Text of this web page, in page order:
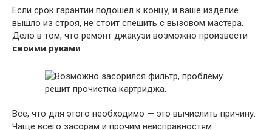
Если срок гарантии подошел к концу, и ваше изделие
вышло из строя, не стоит спешить с вызовом мастера.
Дело в том, что ремонт джакузи возможно произвести
своими руками.
Все, что для этого необходимо — это вычислить причину.
Чаще всего засорам и прочим неисправностям